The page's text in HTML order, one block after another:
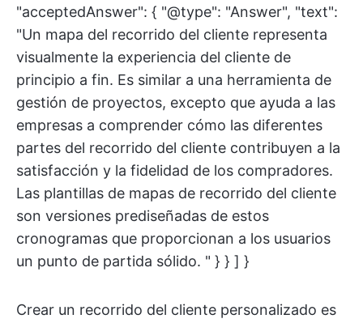
"acceptedAnswer": { "@type": "Answer", "text":
"Un mapa del recorrido del cliente representa
visualmente la experiencia del cliente de
principio a fin. Es similar a una herramienta de
gestión de proyectos, excepto que ayuda a las
empresas a comprender cómo las diferentes
partes del recorrido del cliente contribuyen a la
satisfacción y la fidelidad de los compradores.
Las plantillas de mapas de recorrido del cliente
son versiones prediseñadas de estos
cronogramas que proporcionan a los usuarios
un punto de partida sólido. " } } ] }
Crear un recorrido del cliente personalizado es